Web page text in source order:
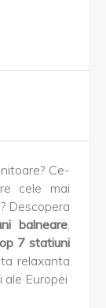
Ce-
cele mai
Descopera
balneare,
7 statiuni
relaxanta
Europei